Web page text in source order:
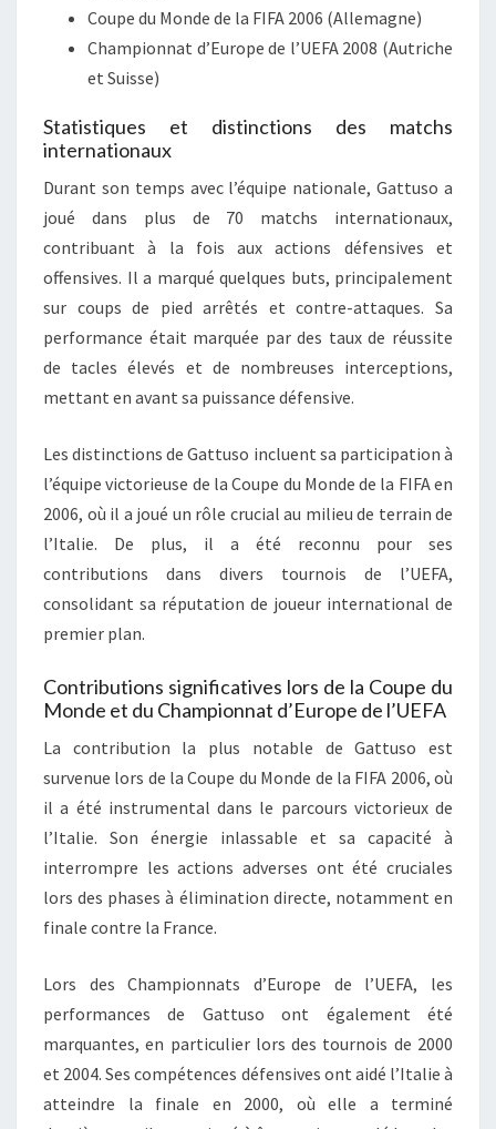
Coupe du Monde de la FIFA 2006 (Allemagne)
Championnat d’Europe de l’UEFA 2008 (Autriche
et Suisse)
Statistiques et distinctions des matchs
internationaux
Durant son temps avec l’équipe nationale, Gattuso a
joué dans plus de 70 matchs internationaux,
contribuant à la fois aux actions défensives et
offensives. Il a marqué quelques buts, principalement
sur coups de pied arrêtés et contre-attaques. Sa
performance était marquée par des taux de réussite
de tacles élevés et de nombreuses interceptions,
mettant en avant sa puissance défensive.
Les distinctions de Gattuso incluent sa participation à
l’équipe victorieuse de la Coupe du Monde de la FIFA en
2006, où il a joué un rôle crucial au milieu de terrain de
l’Italie. De plus, il a été reconnu pour ses
contributions dans divers tournois de l’UEFA,
consolidant sa réputation de joueur international de
premier plan.
Contributions significatives lors de la Coupe du
Monde et du Championnat d’Europe de l’UEFA
La contribution la plus notable de Gattuso est
survenue lors de la Coupe du Monde de la FIFA 2006, où
il a été instrumental dans le parcours victorieux de
l’Italie. Son énergie inlassable et sa capacité à
interrompre les actions adverses ont été cruciales
lors des phases à élimination directe, notamment en
finale contre la France.
Lors des Championnats d’Europe de l’UEFA, les
performances de Gattuso ont également été
marquantes, en particulier lors des tournois de 2000
et 2004. Ses compétences défensives ont aidé l’Italie à
atteindre la finale en 2000, où elle a terminé